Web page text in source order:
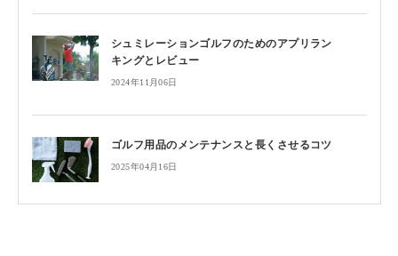
シュミレーションゴルフのためのアプリラン
キングとレビュー
2024年11月06日
ゴルフ用品のメンテナンスと長くさせるコツ
2025年04月16日